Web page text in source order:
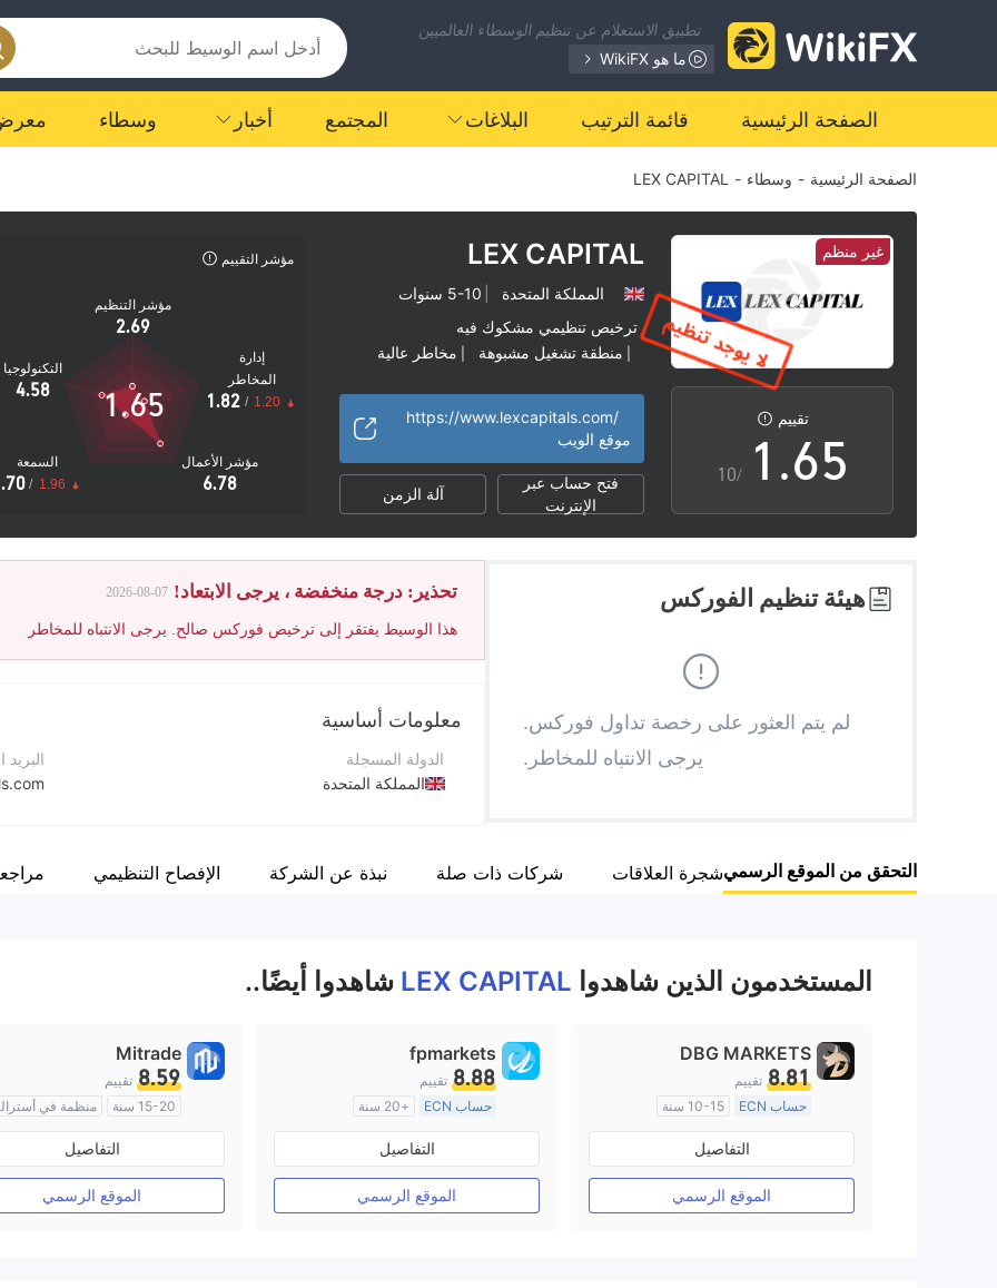
تطبيق الاستعلام عن تنظيم الوسطاء العالميين
ما هو WikiFX
الصفحة الرئيسية قائمة الترتيب البلاغات المجتمع أخبار وسطاء
الصفحة الرئيسية - وسطاء -
LEX CAPITAL
غير منظم
تقييم0
1
2
3
5
7
8
9
.
0
1
2
3
4
5
6
7
8
0
1
2
4
5
6
7
9
/10
LEX CAPITAL
المملكة المتحدة
5-10 سنوات
ترخيص تنظيمي مشكوك فيه
منطقة تشغيل مشبوهة مخاطر عالية
https://www.lexcapitals.com/
موقع الويب
فتح حساب عبر
الإنترنت
آلة الزمن
مؤشر التقييم
مؤشر التنظيم
2.69
التكنولوجيا
4.58
السمعة
/ 1.96
مؤشر الأعمال
6.78
إدارة
المخاطر
1.82 / 1.20
1.65
هيئة تنظيم الفوركس
لم يتم العثور على رخصة تداول فوركس.
يرجى الانتباه للمخاطر.
تحذير: درجة منخفضة ، يرجى الابتعاد! 2026-08-07
هذا الوسيط يفتقر إلى ترخيص فوركس صالح. يرجى الانتباه للمخاطر
معلومات أساسية
الدولة المسجلة
المملكة المتحدة
اسم الشركة
البريد
عنوان
التحقق من الموقع الرسميشجرة العلاقات شركات ذات صلة نبذة عن الشركة الإفصاح التنظيمي
المستخدمون الذين شاهدوا LEX CAPITAL شاهدوا أيضًا..
DBG MARKETS
8.81 تقييم
حساب ECN
10-15 سنة
منظمة في أستراليا
صناعة السوق (MM)
رخصة كاملة ميتاتريدر ٤
التفاصيل
الموقع الرسمي
fpmarkets
8.88 تقييم
حساب ECN
+20 سنة
منظمة في أستراليا
صناعة السوق (MM)
رخصة كاملة ميتاتريدر ٤
التفاصيل
الموقع الرسمي
Mitrade
8.59 تقييم
15-20 سنة
منظمة في
صناعة السوق (MM)
بحث
التفاصيل
الموقع الرسمي